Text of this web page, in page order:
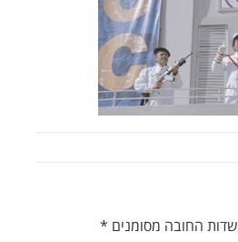
שדות החובה מסומנים *